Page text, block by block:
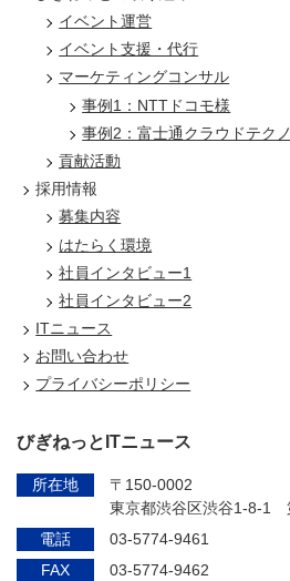
イベント運営
イベント支援・代行
マーケティングコンサル
事例1：NTTドコモ様
事例2：富士通クラウドテク
貢献活動
採用情報
募集内容
はたらく環境
社員インタビュー1
社員インタビュー2
ITニュース
お問い合わせ
プライバシーポリシー
びぎねっとITニュース
所在地
〒150-0002
東京都渋谷区渋谷1-8-1
電話
03-5774-9461
FAX
03-5774-9462